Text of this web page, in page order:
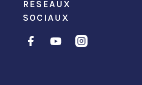
RÉSEAUX
SOCIAUX